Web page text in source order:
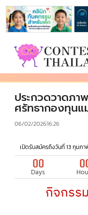
ประกวดวาดภา
ศรัทธากองทุนแ
06/02/202616:26
เปิดรับสมัครถึงวันที่ 13 กุมภ
00
Days
กิจกรร